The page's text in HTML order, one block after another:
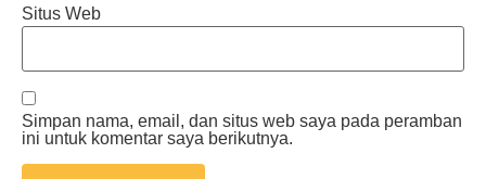
Situs Web
Simpan nama, email, dan situs web saya pada peramban
ini untuk komentar saya berikutnya.